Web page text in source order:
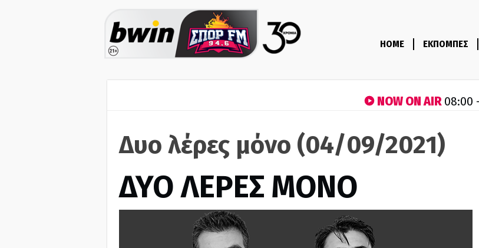
HOME ΕΚΠΟΜΠΕΣ
NOW ON AIR08:00
Δυο λέρες μόνο (04/09/2021)
ΔΥΟ ΛΕΡΕΣ ΜΟΝΟ